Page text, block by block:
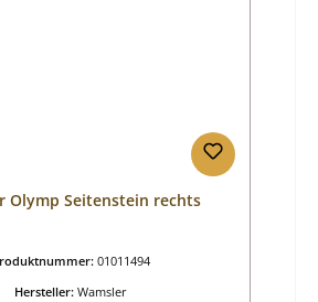
Olymp Seitenstein rechts
01011494
Hersteller: Wamsler